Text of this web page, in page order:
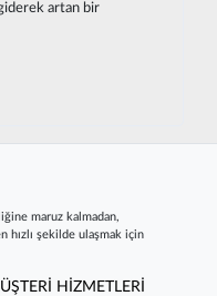
artan bir
maruz kalmadan,
hızlı şekilde ulaşmak için
HİZMETLERİ